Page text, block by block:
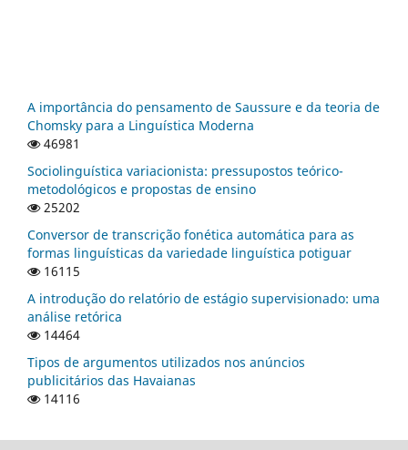
A importância do pensamento de Saussure e da teoria de
Chomsky para a Linguística Moderna
46981
Sociolinguística variacionista: pressupostos teórico-
metodológicos e propostas de ensino
25202
Conversor de transcrição fonética automática para as
formas linguísticas da variedade linguística potiguar
16115
A introdução do relatório de estágio supervisionado: uma
análise retórica
14464
Tipos de argumentos utilizados nos anúncios
publicitários das Havaianas
14116